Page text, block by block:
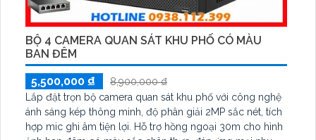
BỘ 4 CAMERA QUAN SÁT KHU PHỐ CÓ MÀU
BAN ĐÊM
5,500,000 ₫
8,900,000 ₫
Lắp đặt trọn bộ camera quan sát khu phố với công nghệ
ánh sáng kép thông minh, độ phân giải 2MP sắc nét, tích
hợp mic ghi âm tiện lợi. Hỗ trợ hồng ngoại 30m cho hình